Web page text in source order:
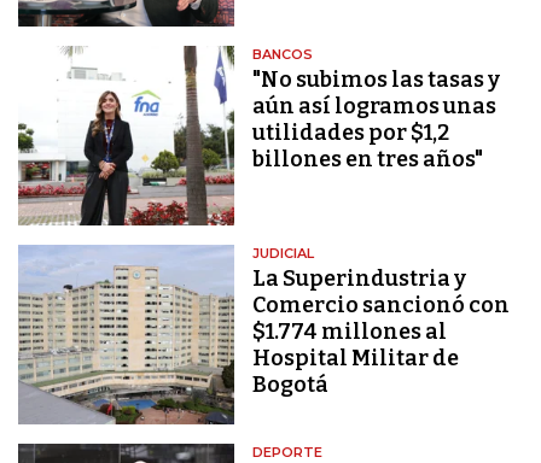
BANCOS
"No subimos las tasas y
aún así logramos unas
utilidades por $1,2
billones en tres años"
JUDICIAL
La Superindustria y
Comercio sancionó con
$1.774 millones al
Hospital Militar de
Bogotá
DEPORTE